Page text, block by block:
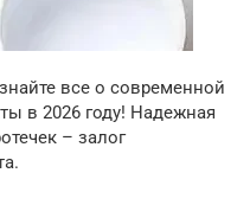
все о современной
в 2026 году! Надежная
– залог